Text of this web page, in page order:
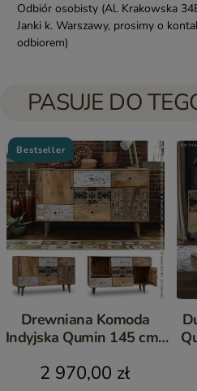
Odbiór osobisty (Al. Krakowska
Janki k. Warszawy, prosimy o
odbiorem)
PASUJE DO
Bestseller
Drewniana Komoda
Indyjska Qumin 145 cm |
2 970,00 zł